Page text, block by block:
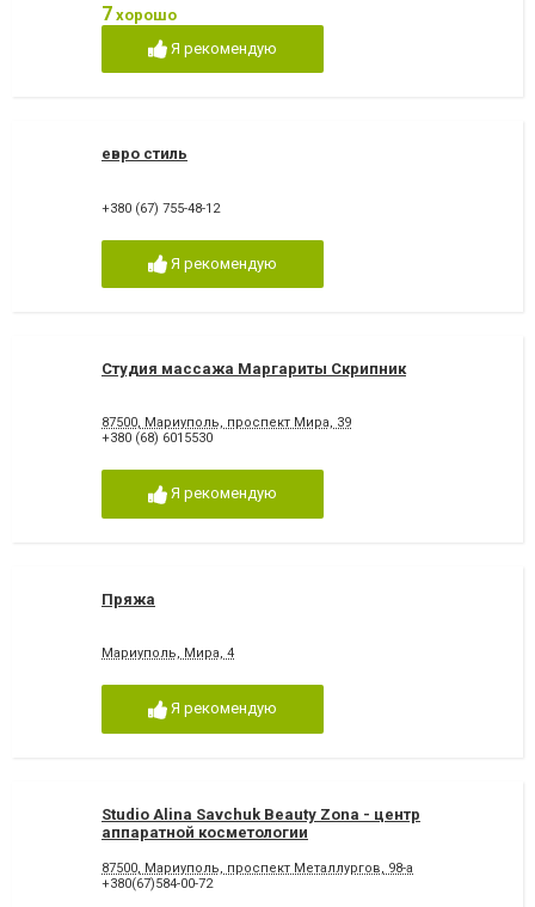
7 хорошо
Я рекомендую
евро стиль
+380 (67) 755-48-12
Я рекомендую
Студия массажа Маргариты Скрипник
87500, Мариуполь, проспект Мира, 39
+380 (68) 6015530
Я рекомендую
Пряжа
Мариуполь, Мира, 4
Я рекомендую
Studio Alina Savchuk Beauty Zona - центр
аппаратной косметологии
87500, Мариуполь, проспект Металлургов, 98-а
+380(67)584-00-72